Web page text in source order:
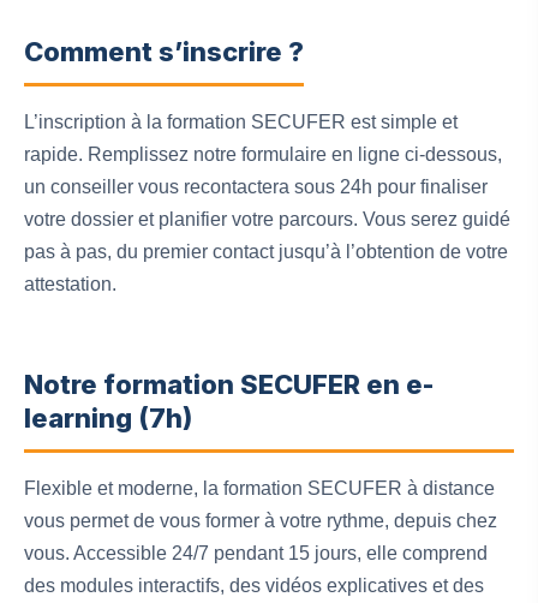
Comment s’inscrire ?
L’inscription à la formation SECUFER est simple et
rapide. Remplissez notre formulaire en ligne ci-dessous,
un conseiller vous recontactera sous 24h pour finaliser
votre dossier et planifier votre parcours. Vous serez guidé
pas à pas, du premier contact jusqu’à l’obtention de votre
attestation.
Notre formation SECUFER en e-
learning (7h)
Flexible et moderne, la formation SECUFER à distance
vous permet de vous former à votre rythme, depuis chez
vous. Accessible 24/7 pendant 15 jours, elle comprend
des modules interactifs, des vidéos explicatives et des